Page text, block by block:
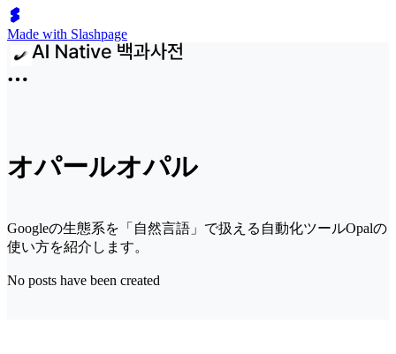
Made with Slashpage
オパールオパル
Googleの生態系を「自然言語」で扱える自動化ツールOpalの
使い方を紹介します。
No posts have been created